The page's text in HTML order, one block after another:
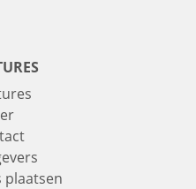
plaatsen